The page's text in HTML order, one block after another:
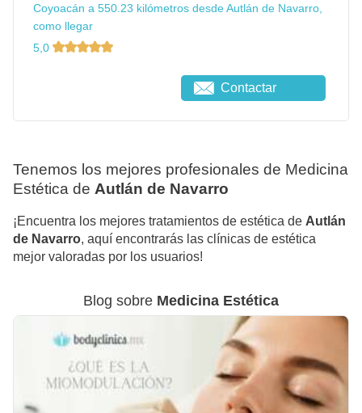
Coyoacán a 550.23 kilómetros desde Autlán de Navarro,
como llegar
5,0
Contactar
Tenemos los mejores profesionales de Medicina
Estética de Autlán de Navarro
¡Encuentra los mejores tratamientos de estética de Autlán
de Navarro, aquí encontrarás las clínicas de estética
mejor valoradas por los usuarios!
Blog sobre Medicina Estética